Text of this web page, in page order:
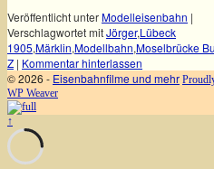
Veröffentlicht unterModelleisenbahn |
Verschlagwortet mitJörger,Lübeck
1905,Märklin,Modellbahn,Moselbrücke
Z | Kommentar hinterlassen
© 2026 - Eisenbahnfilme und mehr
WP Weaver
↑